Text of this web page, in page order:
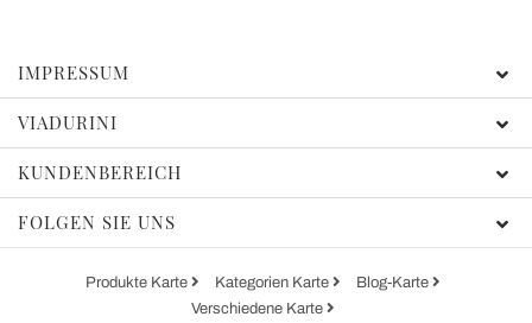
IMPRESSUM
VIADURINI
KUNDENBEREICH
FOLGEN SIE UNS
Produkte Karte Kategorien Karte
Blog-Karte
Verschiedene Karte